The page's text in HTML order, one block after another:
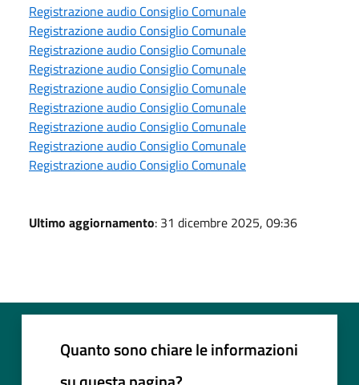
Registrazione audio Consiglio Comunale
Registrazione audio Consiglio Comunale
Registrazione audio Consiglio Comunale
Registrazione audio Consiglio Comunale
Registrazione audio Consiglio Comunale
Registrazione audio Consiglio Comunale
Registrazione audio Consiglio Comunale
Registrazione audio Consiglio Comunale
Registrazione audio Consiglio Comunale
Ultimo aggiornamento: 31 dicembre 2025, 09:36
Quanto sono chiare le informazioni